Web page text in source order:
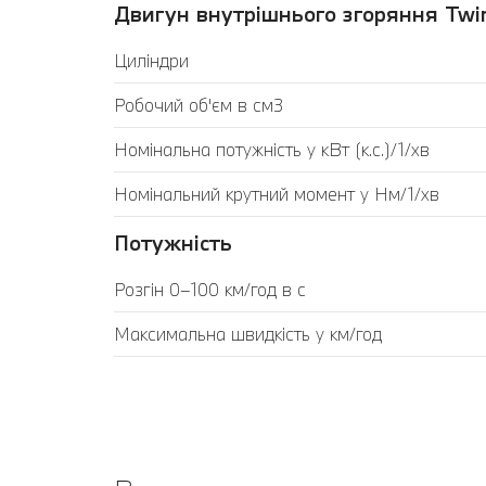
Двигун внутрішнього згоряння
Циліндри
Робочий об'єм в см3
Номінальна потужність у кВт (к.с.)/1/хв
Номінальний крутний момент у Нм/1/хв
Потужність
Розгін 0–100 км/год в с
Максимальна швидкість у км/год